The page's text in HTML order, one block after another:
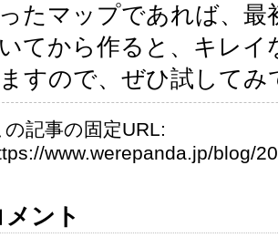
たマップであれば、最
てから作ると、キレ
すので、ぜひ試してみ
の記事の固定URL:
www.werepanda.jp/blog/
メント